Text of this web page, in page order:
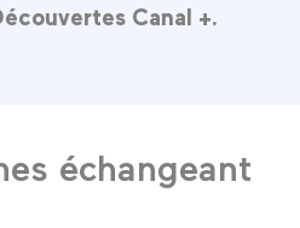
Canal +.
échangeant